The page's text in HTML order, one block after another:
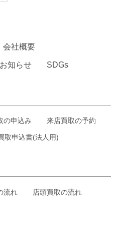
会社概要
お知らせ SDGs
の申込み 来店買取の予約
取申込書(法人用)
流れ 店頭買取の流れ